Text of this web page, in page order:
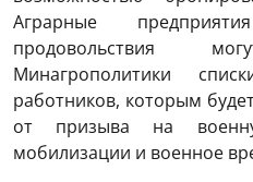
Аграрные
продовольствия
Минагрополитики
работников, которым
от призыва на
мобилизации и военное